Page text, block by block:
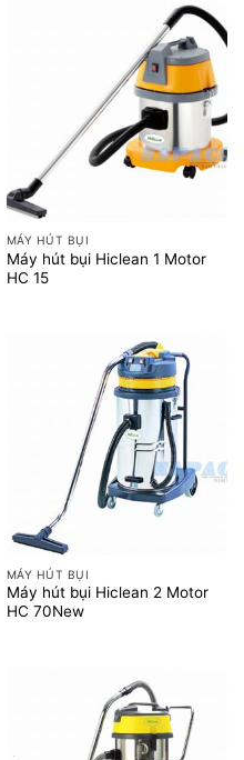
MÁY HÚT BỤI
Máy hút bụi Hiclean 1 Motor
HC 15
MÁY HÚT BỤI
Máy hút bụi Hiclean 2 Motor
HC 70New